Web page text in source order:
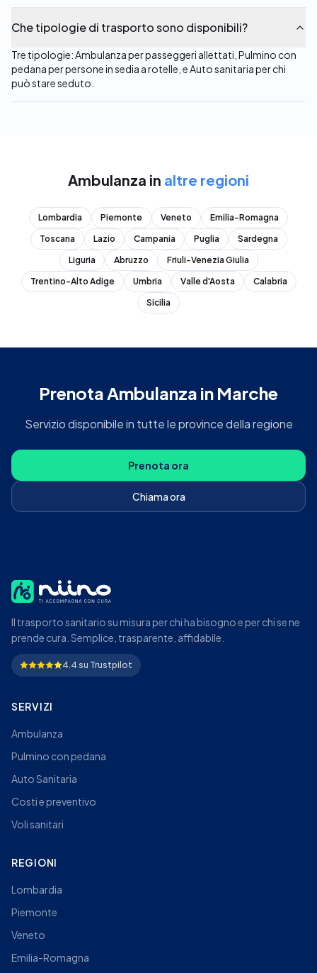
Che tipologie di trasporto sono disponibili?
Tre tipologie: Ambulanza per passeggeri allettati, Pulmino con
pedana per persone in sedia a rotelle, e Auto sanitaria per chi
può stare seduto.
Ambulanza in altre regioni
Lombardia Piemonte Veneto
Emilia-Romagna
Toscana
Lazio Campania Puglia
Sardegna
Liguria
Abruzzo
Friuli-Venezia Giulia
Trentino-Alto Adige
Umbria Valle d'Aosta
Calabria
Sicilia
PrenotaAmbulanza in Marche
Servizio disponibile in tutte le province della regione
Prenota ora
Chiama ora
Il trasporto sanitario su misura per chi ha bisogno e per chi se ne
prende cura. Semplice, trasparente, affidabile.
4.4 su Trustpilot
SERVIZI
Ambulanza
Pulmino con pedana
Auto Sanitaria
Costi e preventivo
Voli sanitari
REGIONI
Lombardia
Piemonte
Veneto
Emilia-Romagna